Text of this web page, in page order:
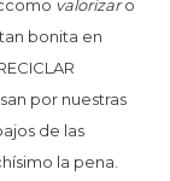
valorizaro
bonita en
por nuestras
de las
la pena.